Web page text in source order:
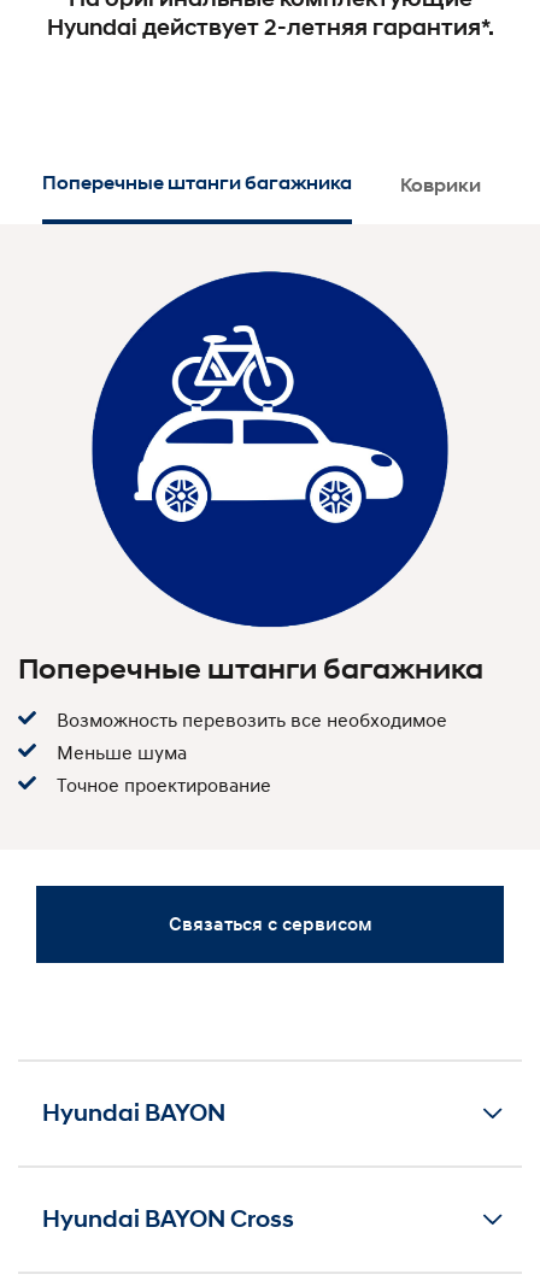
Hyundai действует 2-летняя гарантия*.
Поперечные штанги багажника Коврики
Поперечные штанги багажника
Возможность перевозить все необходимое
Меньше шума
Точное проектирование
Связаться с сервисом
Hyundai BAYON
Hyundai BAYON Cross